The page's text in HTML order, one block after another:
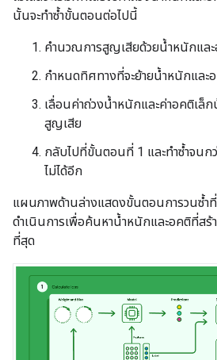
นั้นจะทำซ้ำขั้นตอนต่อไปนี้
คำนวณการสูญเสียด้วยน้ำหนักแล
กำหนดทิศทางที่จะย้ายน้ำหนักและ
เลื่อนค่าถ่วงน้ำหนักและค่าอคติเล็
สูญเสีย
กลับไปที่ขั้นตอนที่ 1 และทำซ้ำจนก
ไม่ได้อีก
แผนภาพด้านล่างแสดงขั้นตอนการวนซ้ำที่
ดำเนินการเพื่อค้นหาน้ำหนักและอคติที่สร้
ที่สุด